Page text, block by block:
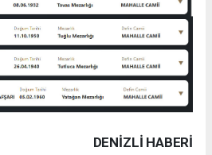
DENIZLI HABERİ